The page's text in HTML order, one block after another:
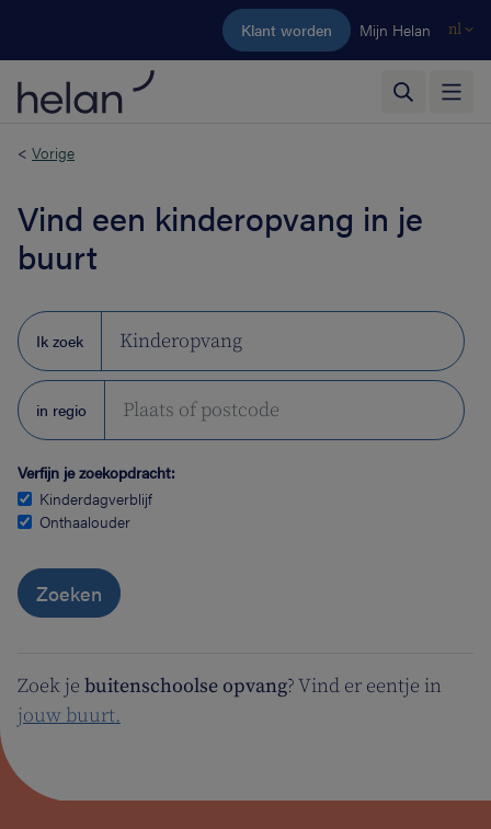
Ga naar de hoofdinhoud
Klant worden Mijn Helan nl
< Vorige
Vind een kinderopvang in je
buurt
Ik zoek Kinderopvang
in regio
Verfijn je zoekopdracht:
Kinderdagverblijf
Onthaalouder
Zoeken
Zoek je buitenschoolse opvang? Vind er eentje in
jouw buurt.